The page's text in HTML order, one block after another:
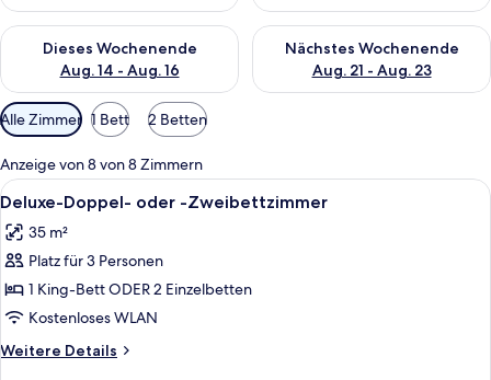
Dieses Wochenende
Aug. 14 - Aug. 16
Überprüfe die Verfügbarkeit für dieses Wochenende, Aug. 14
Nächstes Wochenende
Aug. 21 - Aug. 23
Überprüfe die Verfügbarkeit
Verfügbare
Filter
für
Zimmer
Alle Zimmer 1 Bett 2 Betten
Anzeige von 8 von 8 Zimmern
Alle
Fotos
für
Deluxe-
Doppel-
oder
-
Zweibettzimmer
Ein Schlafzimmer mit Steinsturz,
13
Deluxe-Doppel- oder -Zweibettzimmer
35 m²
Platz für 3 Personen
1 King-Bett ODER 2 Einzelbetten
Kostenloses WLAN
Weitere Details
Weitere